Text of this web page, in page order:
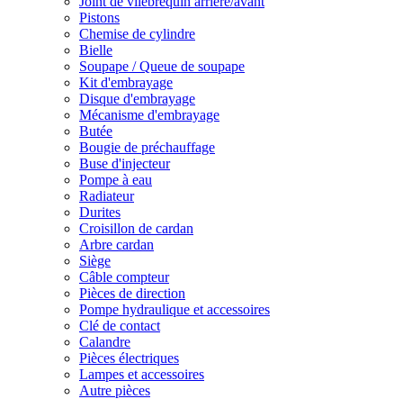
Pistons
Chemise de cylindre
Bielle
Soupape / Queue de soupape
Kit d'embrayage
Disque d'embrayage
Mécanisme d'embrayage
Butée
Bougie de préchauffage
Buse d'injecteur
Pompe à eau
Radiateur
Durites
Croisillon de cardan
Arbre cardan
Siège
Câble compteur
Pièces de direction
Pompe hydraulique et accessoires
Clé de contact
Calandre
Pièces électriques
Lampes et accessoires
Autre pièces